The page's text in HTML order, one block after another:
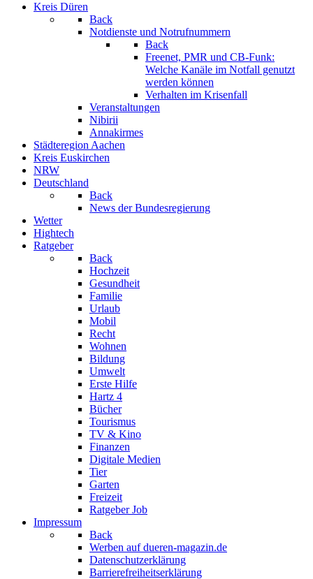
Kreis Düren
Back
Notdienste und Notrufnummern
Back
Freenet, PMR und CB-Funk:
Welche Kanäle im Notfall genutzt
werden können
Verhalten im Krisenfall
Veranstaltungen
Nibirii
Annakirmes
Städteregion Aachen
Kreis Euskirchen
NRW
Deutschland
Back
News der Bundesregierung
Wetter
Hightech
Ratgeber
Back
Hochzeit
Gesundheit
Familie
Urlaub
Mobil
Recht
Wohnen
Bildung
Umwelt
Erste Hilfe
Hartz 4
Bücher
Tourismus
TV & Kino
Finanzen
Digitale Medien
Tier
Garten
Freizeit
Ratgeber Job
Impressum
Back
Werben auf dueren-magazin.de
Datenschutzerklärung
Barrierefreiheitserklärung